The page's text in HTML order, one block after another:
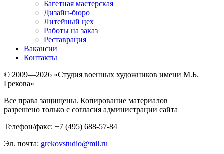
Багетная мастерская
Дизайн-бюро
Литейный цех
Работы на заказ
Реставрация
Вакансии
Контакты
© 2009—2026 «Студия военных художников имени М.Б.
Грекова»
Все права защищены. Копирование материалов
разрешено только с согласия администрации сайта
Телефон/факс: +7 (495) 688-57-84
Эл. почта: grekovstudio@mil.ru